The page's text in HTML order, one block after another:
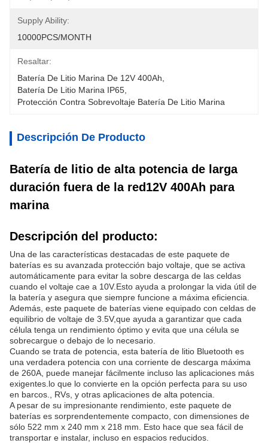
Supply Ability:
10000PCS/MONTH
Resaltar:
Batería De Litio Marina De 12V 400Ah
Batería De Litio Marina IP65
Protección Contra Sobrevoltaje Batería De Litio Marina
Descripción De Producto
Batería de litio de alta potencia de larga
duración fuera de la red12V 400Ah para
marina
Descripción del producto:
Una de las características destacadas de este paquete de
baterías es su avanzada protección bajo voltaje, que se activa
automáticamente para evitar la sobre descarga de las celdas
cuando el voltaje cae a 10V.Esto ayuda a prolongar la vida útil de
la batería y asegura que siempre funcione a máxima eficiencia.
Además, este paquete de baterías viene equipado con celdas de
equilibrio de voltaje de 3.5V,que ayuda a garantizar que cada
célula tenga un rendimiento óptimo y evita que una célula se
sobrecargue o debajo de lo necesario.
Cuando se trata de potencia, esta batería de litio Bluetooth es
una verdadera potencia con una corriente de descarga máxima
de 260A, puede manejar fácilmente incluso las aplicaciones más
exigentes.lo que lo convierte en la opción perfecta para su uso
en barcos., RVs, y otras aplicaciones de alta potencia.
A pesar de su impresionante rendimiento, este paquete de
baterías es sorprendentemente compacto, con dimensiones de
sólo 522 mm x 240 mm x 218 mm. Esto hace que sea fácil de
transportar e instalar, incluso en espacios reducidos.